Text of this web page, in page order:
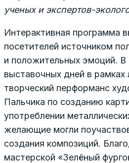
ученых и экспертов-
Интерактивная программа
посетителей источником
и положительных эмоций. В
выставочных дней в рамках
творческий перформанс
Пальчика по созданию
употреблении
желающие могли
создания композиций.
мастерской «Зелёный